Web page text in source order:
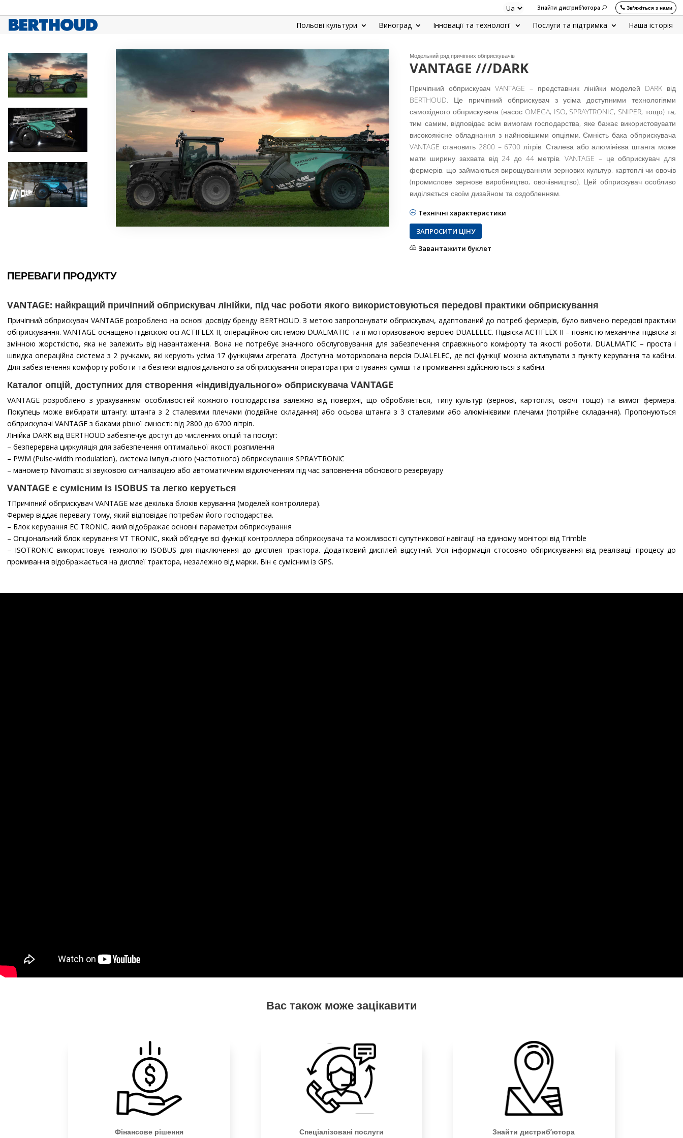
Знайти дистриб'ютора Зв'яжіться з нами
Польові культури Виноград Інновації та технології Послуги та підтримка Наша історія
Модельний ряд причіпних обприскувачів
VANTAGE ///DARK
Причіпний обприскувач VANTAGE – представник лінійки моделей DARK від
BERTHOUD. Це причіпний обприскувач з усіма доступними технологіями
самохідного обприскувача (насос OMEGA, ISO, SPRAYTRONIC, SNIPER, тощо) та,
тим самим, відповідає всім вимогам господарства, яке бажає використовувати
високоякісне обладнання з найновішими опціями. Ємність бака обприскувача
VANTAGE становить 2800 – 6700 літрів. Сталева або алюмінієва штанга може
мати ширину захвата від 24 до 44 метрів. VANTAGE – це обприскувач для
фермерів, що займаються вирощуванням зернових культур, картоплі чи овочів
(промислове зернове виробництво, овочівництво). Цей обприскувач особливо
виділяється своїм дизайном та оздобленням.
Технічні характеристики
ЗАПРОСИТИ ЦІНУ
Завантажити буклет
ПЕРЕВАГИ ПРОДУКТУ
VANTAGE: найкращий причіпний обприскувач лінійки, під час роботи якого використовуються передові практики обприскування
Причіпний обприскувач VANTAGE розроблено на основі досвіду бренду BERTHOUD. З метою запропонувати обприскувач, адаптований до потреб фермерів, було вивчено передові практики
обприскування. VANTAGE оснащено підвіскою осі ACTIFLEX II, операційною системою DUALMATIC та її моторизованою версією DUALELEC. Підвіска ACTIFLEX II – повністю механічна підвіска зі
змінною жорсткістю, яка не залежить від навантаження. Вона не потребує значного обслуговування для забезпечення справжнього комфорту та якості роботи. DUALMATIC – проста і
швидка операційна система з 2 ручками, які керують усіма 17 функціями агрегата. Доступна моторизована версія DUALELEC, де всі функції можна активувати з пункту керування та кабіни.
Для забезпечення комфорту роботи та безпеки відповідального за обприскування оператора приготування суміші та промивання здійснюються з кабіни.
Каталог опцій, доступних для створення «індивідуального» обприскувача VANTAGE
VANTAGE розроблено з урахуванням особливостей кожного господарства залежно від поверхні, що обробляється, типу культур (зернові, картопля, овочі тощо) та вимог фермера.
Покупець може вибирати штангу: штанга з 2 сталевими плечами (подвійне складання) або осьова штанга з 3 сталевими або алюмінієвими плечами (потрійне складання). Пропонуються
обприскувачі VANTAGE з баками різної ємності: від 2800 до 6700 літрів.
Лінійка DARK від BERTHOUD забезпечує доступ до численних опцій та послуг:
– безперервна циркуляція для забезпечення оптимальної якості розпилення
– PWM (Pulse-width modulation), система імпульсного (частотного) обприскування SPRAYTRONIC
– манометр Nivomatic зі звуковою сигналізацією або автоматичним відключенням під час заповнення обснового резервуару
VANTAGE є сумісним із ISOBUS та легко керується
TПричіпний обприскувач VANTAGE має декілька блоків керування (моделей контроллера).
Фермер віддає перевагу тому, який відповідає потребам його господарства.
– Блок керування EC TRONIC, який відображає основні параметри обприскування
– Опціональний блок керування VT TRONIC, який об’єднує всі функції контроллера обприскувача та можливості супутникової навігації на єдиному моніторі від Trimble
– ISOTRONIC використовує технологію ISOBUS для підключення до дисплея трактора. Додатковий дисплей відсутній. Уся інформація стосовно обприскування від реалізації процесу до
промивання відображається на дисплеї трактора, незалежно від марки. Він є сумісним із GPS.
Вас також може зацікавити
Фінансове рішення Спеціалізовані послуги Знайти дистриб’ютора